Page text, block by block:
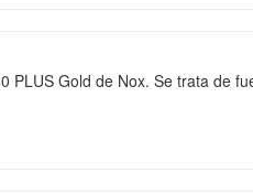
PLUS Gold de Nox. Se trata de